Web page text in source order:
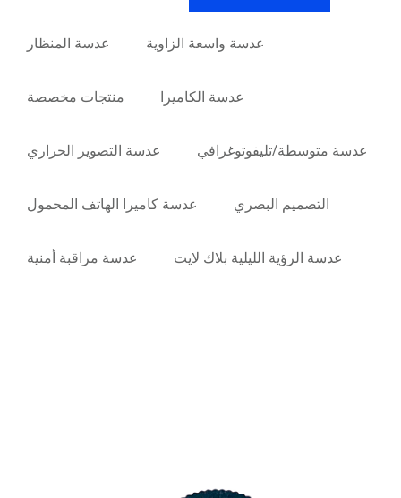
عدسة المنظار عدسة واسعة الزاوية
منتجات مخصصة عدسة الكاميرا
عدسة التصوير الحراري عدسة متوسطة/تليفوتوغرافي
عدسة كاميرا الهاتف المحمول التصميم البصري
عدسة مراقبة أمنية عدسة الرؤية الليلية بلاك لايت